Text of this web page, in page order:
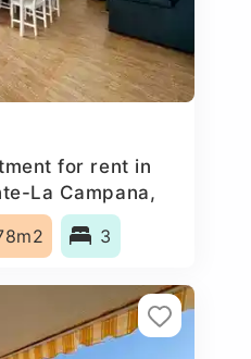
for rent in
La Campana,
3